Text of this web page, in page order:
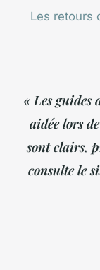
Les retours
« Les guides
aidée lors
sont clairs,
consulte le